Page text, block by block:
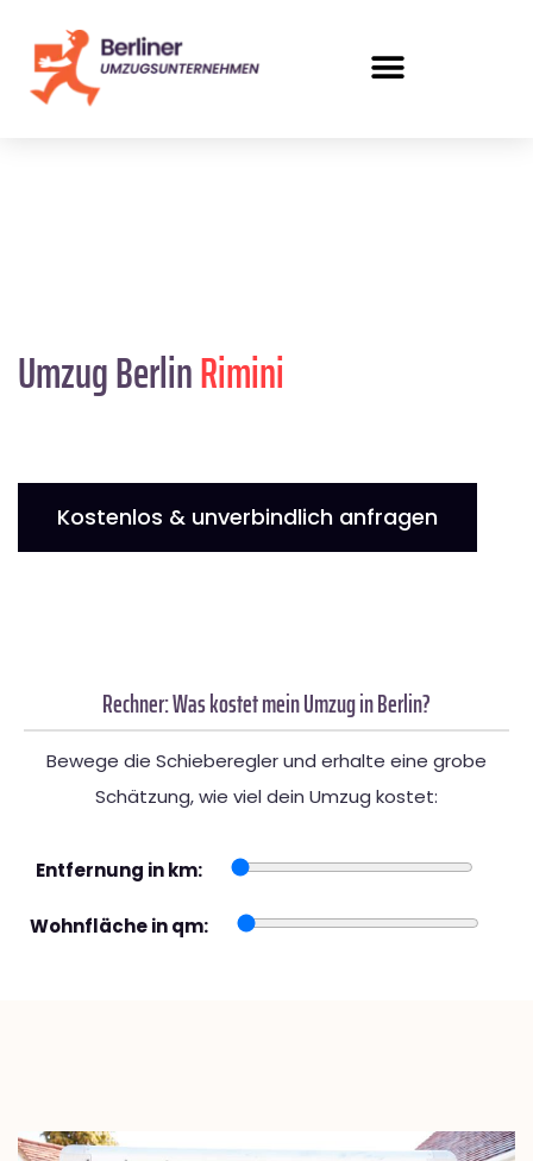
Umzug BerlinRimini
Kostenlos & unverbindlich anfragen
Rechner: Was kostet mein Umzug in Berlin?
Bewege die Schieberegler und erhalte eine grobe
Schätzung, wie viel dein Umzug kostet:
Entfernung in km:
Wohnfläche in qm: